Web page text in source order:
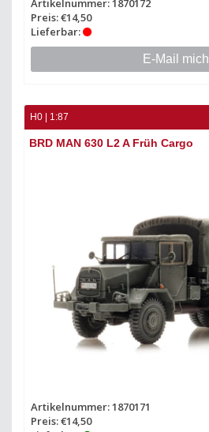
Artikelnummer: 1870172
Preis: €14,50
Lieferbar:
E-Mail mich
H0 | 1:87
BRD MAN 630 L2 A Früh Cargo
Artikelnummer: 1870171
Preis: €14,50